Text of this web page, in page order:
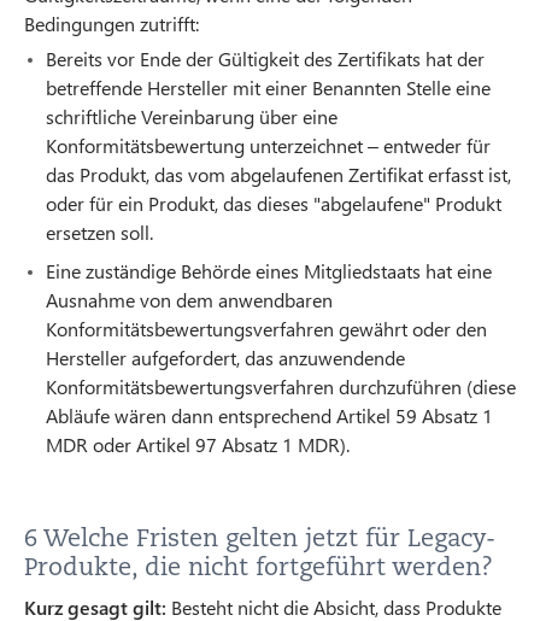
Bedingungen zutrifft:
Bereits vor Ende der Gültigkeit des Zertifikats hat der
betreffende Hersteller mit einer Benannten Stelle eine
schriftliche Vereinbarung über eine
Konformitätsbewertung unterzeichnet – entweder für
das Produkt, das vom abgelaufenen Zertifikat erfasst ist,
oder für ein Produkt, das dieses "abgelaufene" Produkt
ersetzen soll.
Eine zuständige Behörde eines Mitgliedstaats hat eine
Ausnahme von dem anwendbaren
Konformitätsbewertungsverfahren gewährt oder den
Hersteller aufgefordert, das anzuwendende
Konformitätsbewertungsverfahren durchzuführen (diese
Abläufe wären dann entsprechend Artikel 59 Absatz 1
MDR oder Artikel 97 Absatz 1 MDR).
6 Welche Fristen gelten jetzt für Legacy-
Produkte, die nicht fortgeführt werden?
Kurz gesagt gilt: Besteht nicht die Absicht, dass Produkte